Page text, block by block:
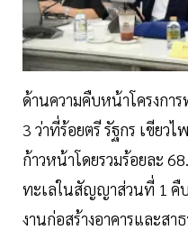
ด้านความคืบหน้าโครงกา
3 ว่าที่ร้อยตรี รัฐกร เขียว
ก้าวหน้าโดยรวมร้อยละ
ทะเลในสัญญาส่วนที่ 1 คื
งานก่อสร้างอาคารและส